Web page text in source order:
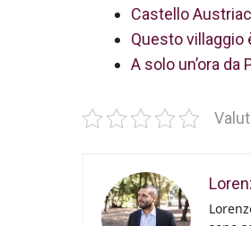
Castello
Questo villaggio
A solo un’ora